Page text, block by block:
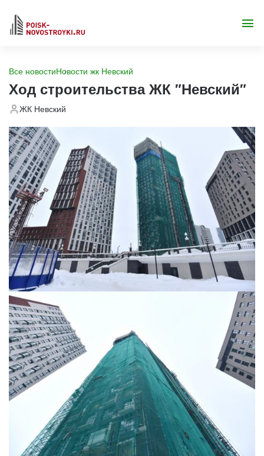
Все новостиНовости жк Невский
Ход строительства ЖК "Невский"
ЖК Невский